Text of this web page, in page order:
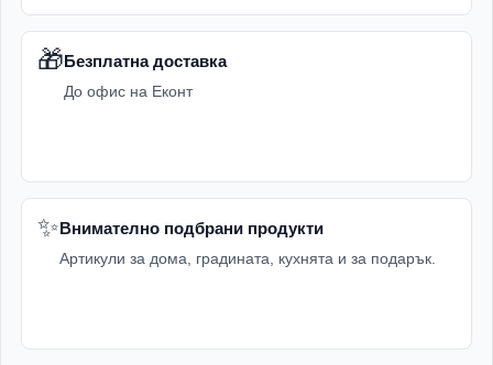
🎁Безплатна доставка
До офис на Еконт
✨Внимателно подбрани продукти
Артикули за дома, градината, кухнята и за подарък.